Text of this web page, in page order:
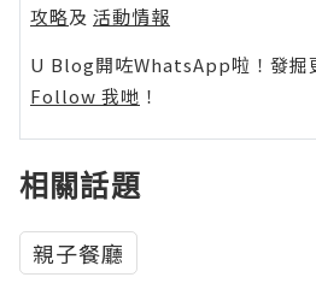
攻略及 活動情報
U Blog開咗WhatsApp啦！發掘
Follow 我哋 ！
相關話題
親子餐廳